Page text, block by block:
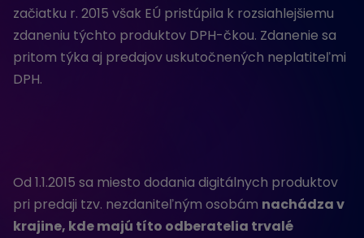
začiatku r. 2015 však EÚ pristúpila k rozsiahlejšiemu
zdaneniu týchto produktov DPH-čkou. Zdanenie sa
pritom týka aj predajov uskutočnených neplatiteľmi
DPH.
Od 1.1.2015 sa miesto dodania digitálnych produktov
pri predaji tzv. nezdaniteľným osobám nachádza v
krajine, kde majú títo odberatelia trvalé